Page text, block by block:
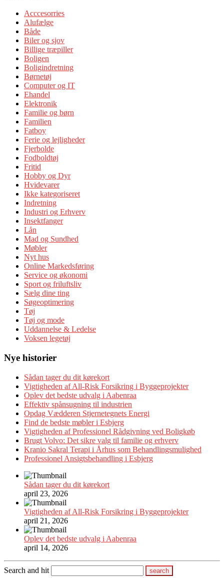
Acccesorries
Alufælge
Både
Biler og sjov
Billige træpiller
Boligen
Boligindretning
Børnetøj
Computer og IT
Ehandel
Elektronik
Familie og børn
Familien
Fatboy
Ferie og lejligheder
Fjerbolde
Fodboldtøj
Fritid
Hobby og Dyr
Hvidevarer
Ikke kategoriseret
Indretning
Industri og Erhverv
Insektfanger
Lån
Mad og Sundhed
Møbler
Nyt hus
Online Markedsføring
Service og økonomi
Sport og friluftsliv
Sælg dine ting
Søgeoptimering
Tøj
Tøj og mode
Uddannelse & Ledelse
Voksen legetøj
Nye historier
Sådan tager du dit kørekort
Vigtigheden af All-Risk Forsikring i Byggeprojekter
Oplev det bedste udvalg i Aabenraa
Effektiv spånsugning til industrien
Opdag Vædderen Stjernetegnets Energi
Find de bedste møbler i Esbjerg
Vigtigheden af Professionel Rådgivning ved Boligkøb
Brugt Volvo: Det sikre valg til familie og erhverv
Kranio Sakral Terapi i Århus som Behandlingsmulighed
Professionel Ansigtsbehandling i Esbjerg
Sådan tager du dit kørekort
april 23, 2026
Vigtigheden af All-Risk Forsikring i Byggeprojekter
april 21, 2026
Oplev det bedste udvalg i Aabenraa
april 14, 2026
Search and hit